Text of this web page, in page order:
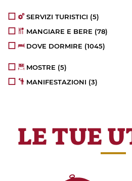
SERVIZI TURISTICI (5)
MANGIARE E BERE (78)
DOVE DORMIRE (1045)
MOSTRE (5)
MANIFESTAZIONI (3)
LE TUE